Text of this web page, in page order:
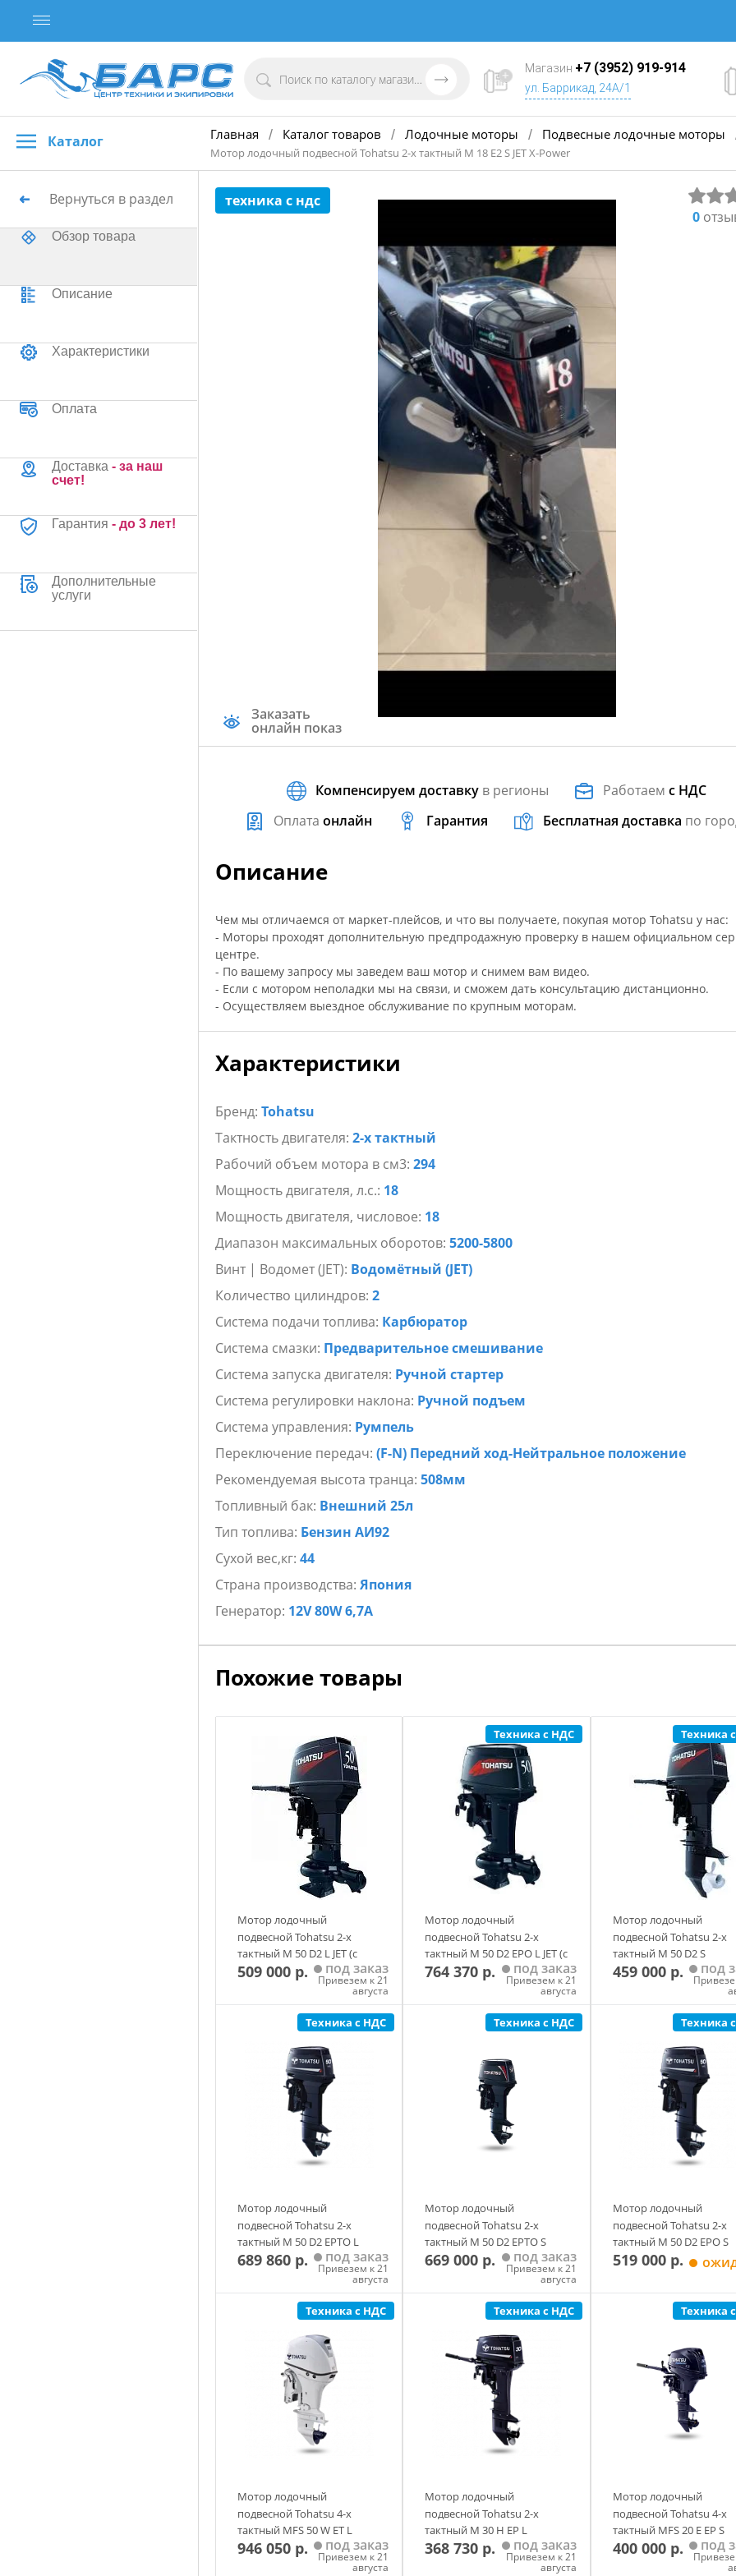
Магазин +7 (3952) 919-914
ул. Баррикад, 24А/1
Каталог Главная / Каталог товаров / Лодочные моторы / Подвесные лодочные моторы
Мотор лодочный подвесной Tohatsu 2-х тактный M 18 E2 S JET X-Power
Вернуться в раздел
Обзор товара
Описание
Характеристики
Оплата
Доставка - за наш
счет!
Гарантия - до 3 лет!
Дополнительные
услуги
техника с ндс
0
Заказать
онлайн показ
Компенсируем доставку в регионы Работаемс НДС
Оплата онлайн Гарантия Бесплатная доставка по
Описание
Чем мы отличаемся от маркет-плейсов, и что вы получаете, покупая мотор Tohatsu у нас:
- Моторы проходят дополнительную предпродажную проверку в нашем официальном
центре.
- По вашему запросу мы заведем ваш мотор и снимем вам видео.
- Если с мотором неполадки мы на связи, и сможем дать консультацию дистанционно.
- Осуществляем выездное обслуживание по крупным моторам.
Характеристики
Бренд: Tohatsu
Тактность двигателя: 2-х тактный
Рабочий объем мотора в см3: 294
Мощность двигателя, л.с.: 18
Мощность двигателя, числовое: 18
Диапазон максимальных оборотов: 5200-5800
Винт | Водомет (JET): Водомётный (JET)
Количество цилиндров: 2
Система подачи топлива: Карбюратор
Система смазки: Предварительное смешивание
Система запуска двигателя: Ручной стартер
Система регулировки наклона: Ручной подъем
Система управления: Румпель
Переключение передач: (F-N) Передний ход-Нейтральное положение
Рекомендуемая высота транца: 508мм
Топливный бак: Внешний 25л
Тип топлива: Бензин АИ92
Сухой вес,кг: 44
Страна производства: Япония
Генератор: 12V 80W 6,7A
Похожие товары
Мотор лодочный
подвесной Tohatsu 2-х
тактный M 50 D2 L JET (с
водометной насадкой
Golfstream) (CUT)
509 000 р. под заказ
Привезем к 21
августа
Добавить в корзину
Техника с НДС
Мотор лодочный
подвесной Tohatsu 2-х
тактный M 50 D2 EPO L JET (с
водометной насадкой
764 370 р. под заказ
Привезем к 21
августа
Добавить в корзину
Техника
Мотор лодочный
подвесной Tohatsu 2-х
тактный M 50 D2 S
459 000 р. под
Добавить в
Техника с НДС
Мотор лодочный
подвесной Tohatsu 2-х
тактный M 50 D2 EPTO L
689 860 р. под заказ
Привезем к 21
августа
Добавить в корзину
Техника с НДС
Мотор лодочный
подвесной Tohatsu 2-х
тактный M 50 D2 EPTO S
669 000 р. под заказ
Привезем к 21
августа
Добавить в корзину
Техника
Мотор лодочный
подвесной Tohatsu 2-х
тактный M 50 D2 EPO S
519 000 р.
Добавить в
Техника с НДС
Мотор лодочный
подвесной Tohatsu 4-х
тактный MFS 50 W ET L
946 050 р. под заказ
Привезем к 21
августа
Техника с НДС
Мотор лодочный
подвесной Tohatsu 2-х
тактный M 30 H EP L
368 730 р. под заказ
Привезем к 21
августа
Техника
Мотор лодочный
подвесной Tohatsu 4-х
тактный MFS 20 E EP S
400 000 р. под